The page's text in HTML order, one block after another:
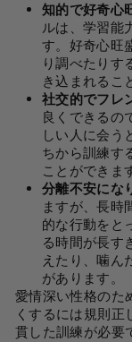
知的で好奇心
ルは、学習能
す。好奇心旺
り調べたりす
き込まれるこ
社交的でフレ
良くできるの
しい人に会う
ちから訓練す
ことができま
分離不安にな
ますが、長時
的な行動をと
る時間が長す
えたり、噛ん
があります。
愛情深い性格のた
くするには規則
貫した訓練が必要